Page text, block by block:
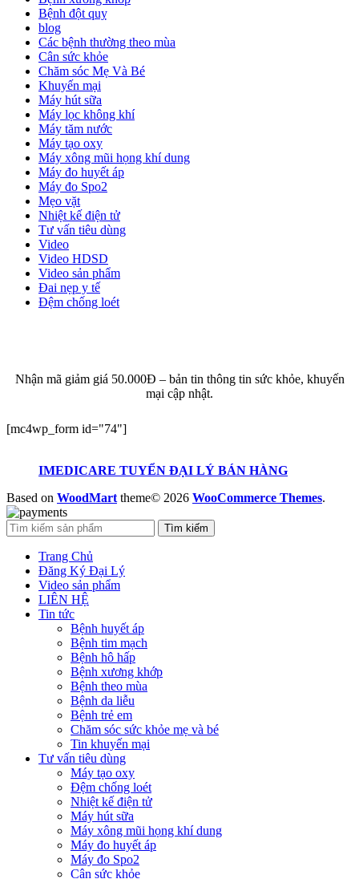
Bệnh đột quỵ
blog
Các bệnh thường theo mùa
Cân sức khỏe
Chăm sóc Mẹ Và Bé
Khuyến mại
Máy hút sữa
Máy lọc không khí
Máy tăm nước
Máy tạo oxy
Máy xông mũi họng khí dung
Máy đo huyết áp
Máy đo Spo2
Mẹo vặt
Nhiệt kế điện tử
Tư vấn tiêu dùng
Video
Video HDSD
Video sản phẩm
Đai nẹp y tế
Đệm chống loét
Nhận mã giảm giá 50.000Đ – bản tin thông tin sức khỏe, khuyến
mại cập nhật.
[mc4wp_form id="74"]
IMEDICARE TUYỂN ĐẠI LÝ BÁN HÀNG
Based on WoodMart theme© 2026 WooCommerce Themes.
Tìm kiếm
Trang Chủ
Đăng Ký Đại Lý
Video sản phẩm
LIÊN HỆ
Tin tức
Bệnh huyết áp
Bệnh tim mạch
Bệnh hô hấp
Bệnh xương khớp
Bệnh theo mùa
Bệnh da liễu
Bệnh trẻ em
Chăm sóc sức khỏe mẹ và bé
Tin khuyến mại
Tư vấn tiêu dùng
Máy tạo oxy
Đệm chống loét
Nhiệt kế điện tử
Máy hút sữa
Máy xông mũi họng khí dung
Máy đo huyết áp
Máy đo Spo2
Cân sức khỏe